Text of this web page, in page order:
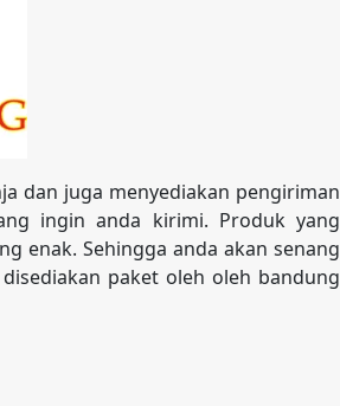
dan juga menyediakan pengiriman
ingin anda kirimi. Produk yang
enak. Sehingga anda akan senang
paket oleh oleh bandung